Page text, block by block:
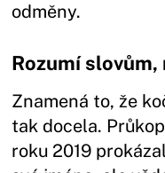
odměny.
Rozumí
Znamená to, že
tak docela.
roku 2019